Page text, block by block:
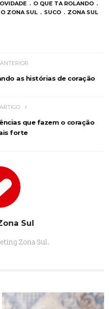
O QUE TA ROLANDO
ZONA SUL SUCO ZONA SUL
as histórias de coração
que fazem o coração
forte
Sul
Zona Sul.